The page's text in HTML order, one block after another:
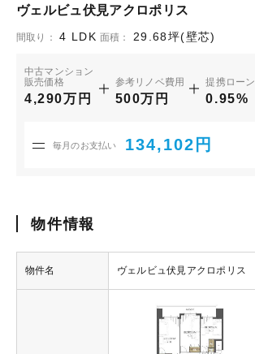
ヴェルビュ伏見アクロポリス
間取り： 4 LDK 面積： 29.68坪(壁芯)
中古マンション
販売価格
4,290万円
参考リノベ費用
500万円
提携ローン
0.95%
毎月のお支払い 134,102円
物件情報
物件名 ヴェルビュ伏見アクロポリス